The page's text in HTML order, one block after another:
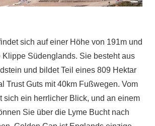
sich auf einer Höhe von 191m und
Klippe Südenglands. Sie besteht aus
und bildet Teil eines 809 Hektar
Trust Guts mit 40km Fußwegen. Vom
sich ein herrlicher Blick, und an einem
Sie über die Lyme Bucht nach